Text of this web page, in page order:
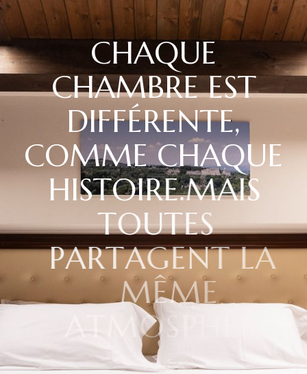
CHAQUE
CHAMBRE EST
DIFFÉRENTE,
COMME CHAQUE
HISTOIRE.MAIS
TOUTES
PARTAGENT LA
MÊME
TM OSPH
CELLE DE LA SICILE